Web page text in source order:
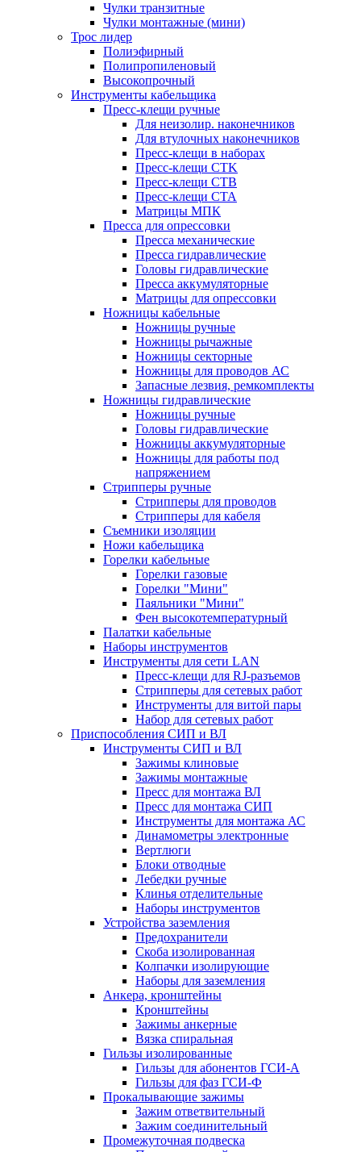
Чулки транзитные
Чулки монтажные (мини)
Трос лидер
Полиэфирный
Полипропиленовый
Высокопрочный
Инструменты кабельщика
Пресс-клещи ручные
Для неизолир. наконечников
Для втулочных наконечников
Пресс-клещи в наборах
Пресс-клещи CTK
Пресс-клещи CTB
Пресс-клещи CTA
Матрицы МПК
Пресса для опрессовки
Пресса механические
Пресса гидравлические
Головы гидравлические
Пресса аккумуляторные
Матрицы для опрессовки
Ножницы кабельные
Ножницы ручные
Ножницы рычажные
Ножницы секторные
Ножницы для проводов АС
Запасные лезвия, ремкомплекты
Ножницы гидравлические
Ножницы ручные
Головы гидравлические
Ножницы аккумуляторные
Ножницы для работы под
напряжением
Стрипперы ручные
Стрипперы для проводов
Стрипперы для кабеля
Съемники изоляции
Ножи кабельщика
Горелки кабельные
Горелки газовые
Горелки "Мини"
Паяльники "Мини"
Фен высокотемпературный
Палатки кабельные
Наборы инструментов
Инструменты для сети LAN
Пресс-клещи для RJ-разъемов
Стрипперы для сетевых работ
Инструменты для витой пары
Набор для сетевых работ
Приспособления СИП и ВЛ
Инструменты СИП и ВЛ
Зажимы клиновые
Зажимы монтажные
Пресс для монтажа ВЛ
Пресс для монтажа СИП
Инструменты для монтажа АС
Динамометры электронные
Вертлюги
Блоки отводные
Лебедки ручные
Клинья отделительные
Наборы инструментов
Устройства заземления
Предохранители
Скоба изолированная
Колпачки изолирующие
Наборы для заземления
Анкера, кронштейны
Кронштейны
Зажимы анкерные
Вязка спиральная
Гильзы изолированные
Гильзы для абонентов ГСИ-А
Гильзы для фаз ГСИ-Ф
Прокалывающие зажимы
Зажим ответвительный
Зажим соединительный
Промежуточная подвеска